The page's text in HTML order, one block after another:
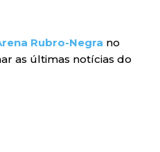
Rubro-Negra no
as últimas notícias do